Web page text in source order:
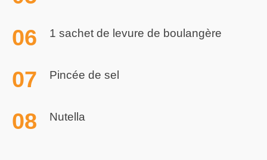
1 sachet de levure de boulangère
Pincée de sel
Nutella